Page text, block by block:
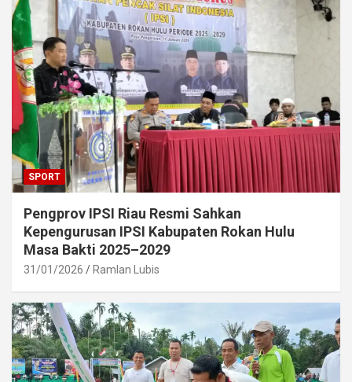
SPORT
Pengprov IPSI Riau Resmi Sahkan
Kepengurusan IPSI Kabupaten Rokan Hulu
Masa Bakti 2025–2029
31/01/2026 Ramlan Lubis